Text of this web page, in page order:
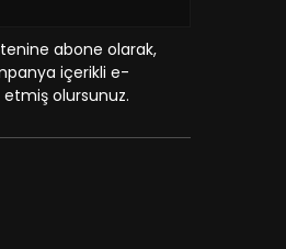
abone olarak,
içerikli e-
olursunuz.